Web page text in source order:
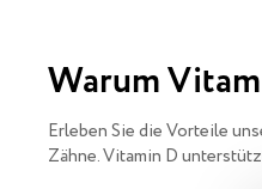
Warum
Erleben Sie die Vorteile
Zähne. Vitamin D